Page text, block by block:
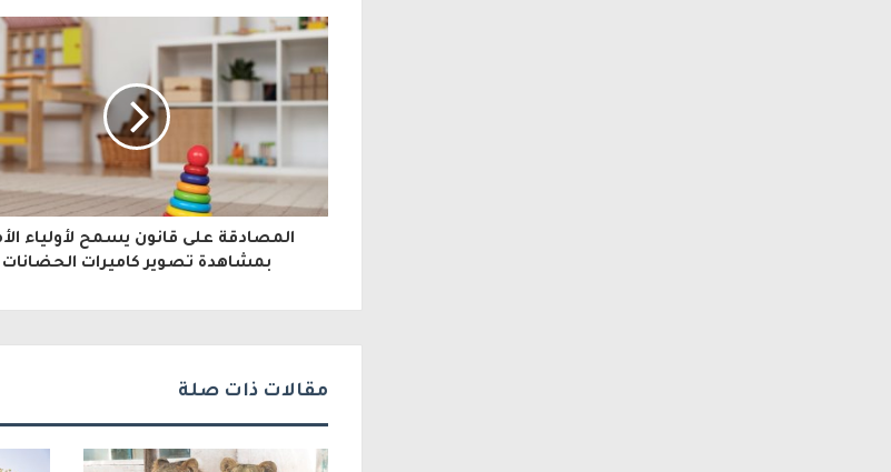
ر
ي
د
ا
ل
و
المصادقة على قانون يسمح لأولياء
بمشاهدة تصوير كاميرات الحضانات
مقالات ذات صلة